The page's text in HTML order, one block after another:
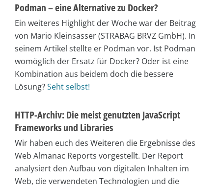
Podman – eine Alternative zu Docker?
Ein weiteres Highlight der Woche war der Beitrag
von Mario Kleinsasser (STRABAG BRVZ GmbH). In
seinem Artikel stellte er Podman vor. Ist Podman
womöglich der Ersatz für Docker? Oder ist eine
Kombination aus beidem doch die bessere
Lösung?Seht selbst!
HTTP-Archiv: Die meist genutzten JavaScript
Frameworks und Libraries
Wir haben euch des Weiteren die Ergebnisse des
Web Almanac Reports vorgestellt. Der Report
analysiert den Aufbau von digitalen Inhalten im
Web, die verwendeten Technologien und die